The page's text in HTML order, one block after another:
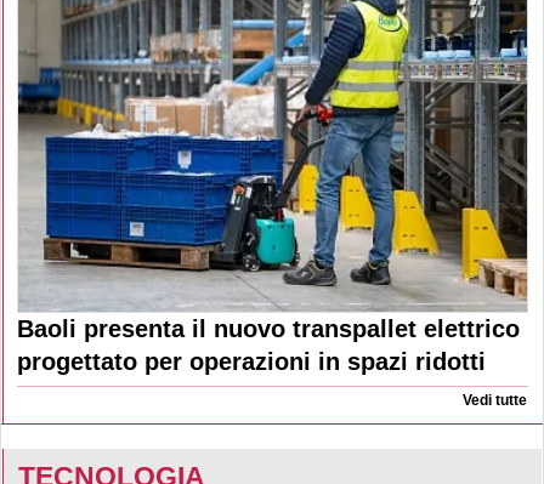
Baoli presenta il nuovo transpallet elettrico
progettato per operazioni in spazi ridotti
Vedi tutte
TECNOLOGIA